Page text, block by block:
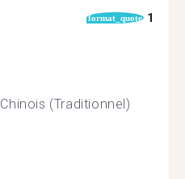
format_quote 1
Chinois (Traditionnel)